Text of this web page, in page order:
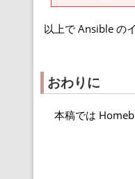
以上で Ansible の
おわりに
本稿では